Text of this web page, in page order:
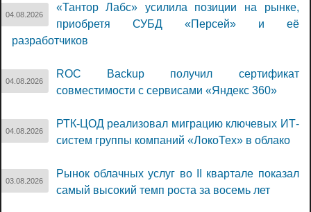
04.08.2026
«Тантор Лабс» усилила позиции на рынке,
приобретя СУБД «Персей» и её
разработчиков
04.08.2026
ROC Backup получил сертификат
совместимости с сервисами «Яндекс 360»
04.08.2026
РТК-ЦОД реализовал миграцию ключевых ИТ-
систем группы компаний «ЛокоТех» в облако
03.08.2026
Рынок облачных услуг во II квартале показал
самый высокий темп роста за восемь лет